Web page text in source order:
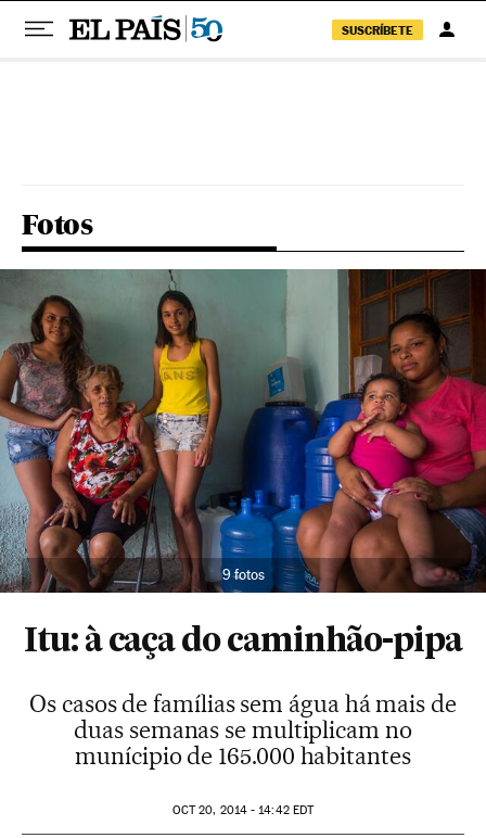
SUSCRÍBETE
Fotos
9 fotos
Itu: à caça do caminhão-pipa
Os casos de famílias sem água há mais de
duas semanas se multiplicam no
munícipio de 165.000 habitantes
OCT20, 2014 - 14:42EDT